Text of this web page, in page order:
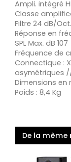
Ampli. intégré
Classe
Filtre 24 dB/Oct.
Réponse en
SPL Max. dB 107
Fréquence de
Connectique :
asymétriques
Dimensions en
Poids : 8,4 Kg
De la même